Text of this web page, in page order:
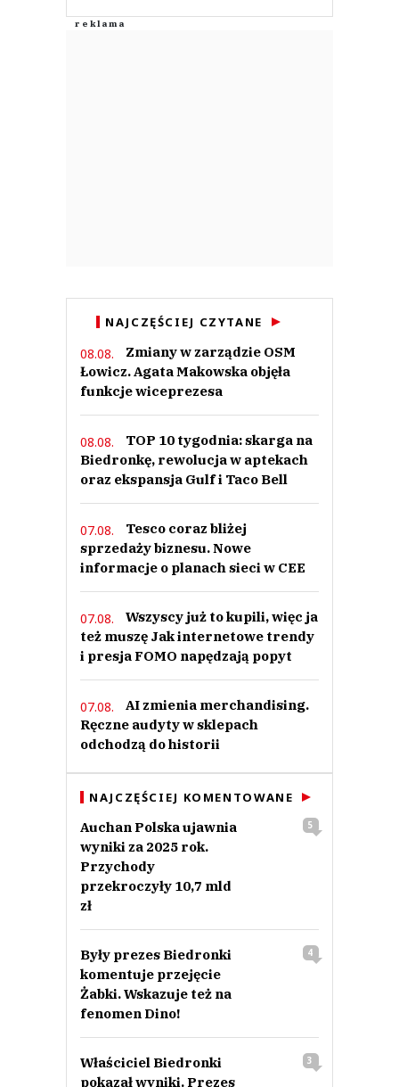
NAJCZĘŚCIEJ CZYTANE
08.08.
Zmiany w zarządzie OSM
Łowicz. Agata Makowska objęła
funkcje wiceprezesa
08.08.
TOP 10 tygodnia: skarga na
Biedronkę, rewolucja w aptekach
oraz ekspansja Gulf i Taco Bell
07.08.
Tesco coraz bliżej
sprzedaży biznesu. Nowe
informacje o planach sieci w CEE
07.08.
Wszyscy już to kupili, więc ja
też muszę Jak internetowe trendy
i presja FOMO napędzają popyt
07.08.
AI zmienia merchandising.
Ręczne audyty w sklepach
odchodzą do historii
NAJCZĘŚCIEJ KOMENTOWANE
Auchan Polska ujawnia
wyniki za 2025 rok.
Przychody
przekroczyły 10,7 mld
zł
5
Były prezes Biedronki
komentuje przejęcie
Żabki. Wskazuje też na
fenomen Dino!
4
Właściciel Biedronki
pokazał wyniki. Prezes
3